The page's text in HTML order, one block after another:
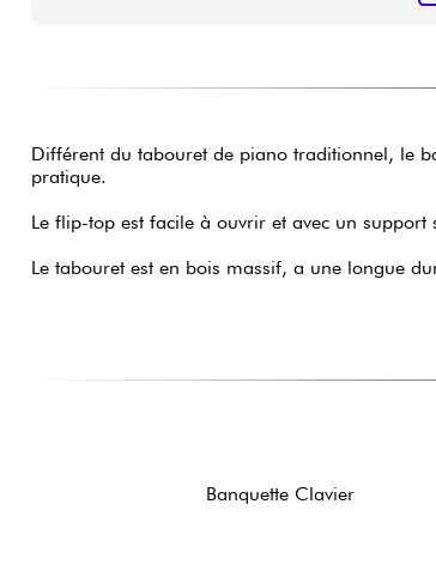
Différent du tabouret de piano traditionnel, le
pratique.
Le flip-top est facile à ouvrir et avec un support
Le tabouret est en bois massif, a une longue
Banquette Clavier